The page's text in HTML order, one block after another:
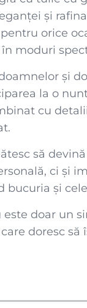
și
orice
moduri
și
la o
cu
să
ci și
bucuria și
este doar un
doresc